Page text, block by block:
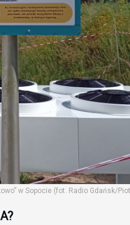
w Sopocie (fot. Radio Gdańsk/